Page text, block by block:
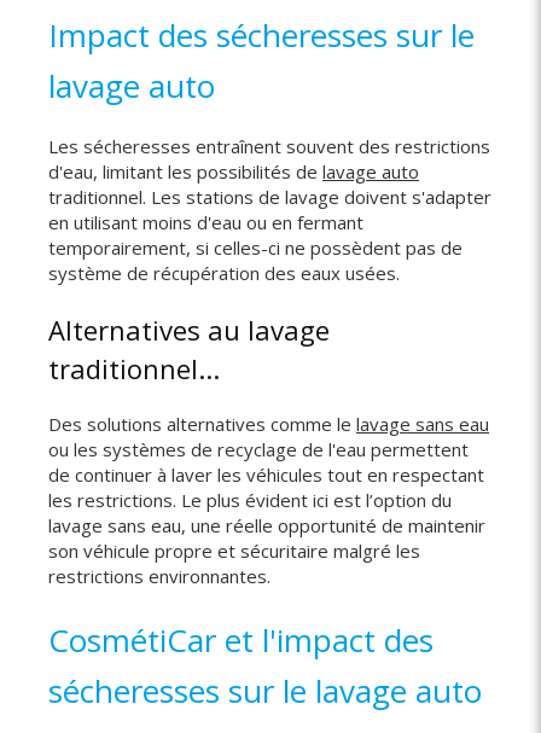
Impact des sécheresses sur le
lavage auto
Les sécheresses entraînent souvent des restrictions
d'eau, limitant les possibilités de lavage auto
traditionnel. Les stations de lavage doivent s'adapter
en utilisant moins d'eau ou en fermant
temporairement, si celles-ci ne possèdent pas de
système de récupération des eaux usées.
Alternatives au lavage
traditionnel...
Des solutions alternatives comme le lavage sans eau
ou les systèmes de recyclage de l'eau permettent
de continuer à laver les véhicules tout en respectant
les restrictions. Le plus évident ici est l’option du
lavage sans eau, une réelle opportunité de maintenir
son véhicule propre et sécuritaire malgré les
restrictions environnantes.
CosmétiCar et l'impact des
sécheresses sur le lavage auto